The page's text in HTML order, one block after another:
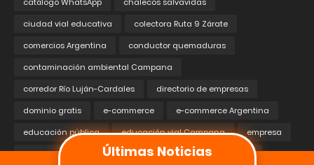
Últimas Noticias
catálogo WhatsApp
chalecos salvavidas
ciudad vial educativa
colectora Ruta 9 Zárate
comercios Argentina
conductor quemaduras
contaminación ambiental Campana
corredor Río Luján-Cardales
directorio de empresas
dominio gratis
e-commerce
e-commerce Argentina
educación pública
educación vial Campana
empresa
empresas de buenos aires
estafas indemnizaciones